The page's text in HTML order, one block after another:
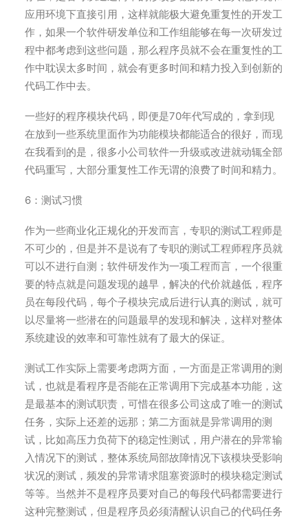
应用环境下直接引用，这样就能极大避免重复性的开发工
作，如果一个软件研发单位和工作组能够在每一次研发过
程中都考虑到这些问题，那么程序员就不会在重复性的工
作中耽误太多时间，就会有更多时间和精力投入到创新的
代码工作中去。
一些好的程序模块代码，即便是70年代写成的，拿到现
在放到一些系统里面作为功能模块都能适合的很好，而现
在我看到的是，很多小公司软件一升级或改进就动辄全部
代码重写，大部分重复性工作无谓的浪费了时间和精力。
6：测试习惯
作为一些商业化正规化的开发而言，专职的测试工程师是
不可少的，但是并不是说有了专职的测试工程师程序员就
可以不进行自测；软件研发作为一项工程而言，一个很重
要的特点就是问题发现的越早，解决的代价就越低，程序
员在每段代码，每个子模块完成后进行认真的测试，就可
以尽量将一些潜在的问题最早的发现和解决，这样对整体
系统建设的效率和可靠性就有了最大的保证。
测试工作实际上需要考虑两方面，一方面是正常调用的测
试，也就是看程序是否能在正常调用下完成基本功能，这
是最基本的测试职责，可惜在很多公司这成了唯一的测试
任务，实际上还差的远那；第二方面就是异常调用的测
试，比如高压力负荷下的稳定性测试，用户潜在的异常输
入情况下的测试，整体系统局部故障情况下该模块受影响
状况的测试，频发的异常请求阻塞资源时的模块稳定测试
等等。当然并不是程序员要对自己的每段代码都需要进行
这种完整测试，但是程序员必须清醒认识自己的代码任务